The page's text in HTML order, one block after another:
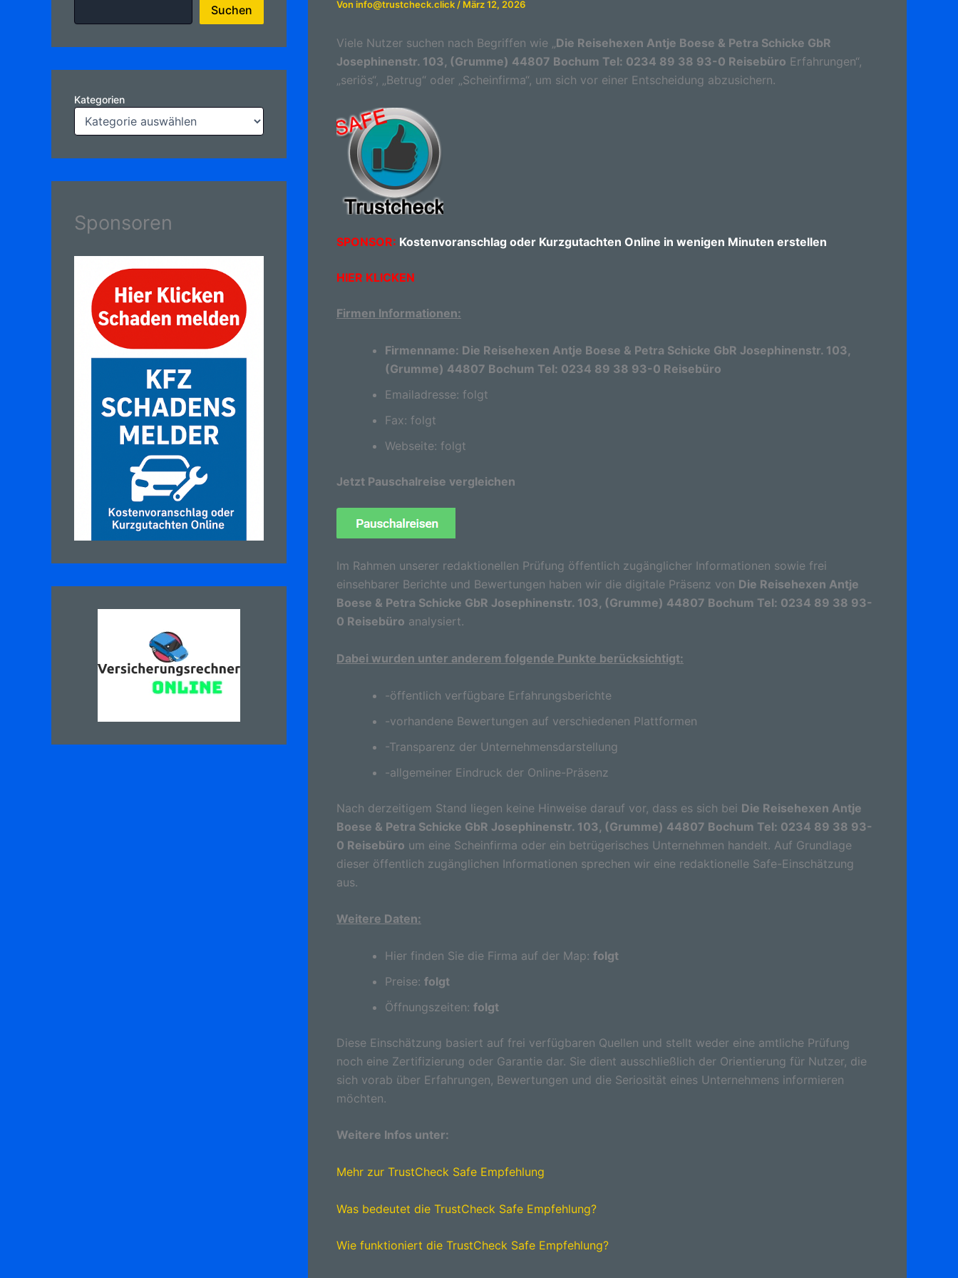
Suchen
Kategorien
Sponsoren
Von info@trustcheck.click / März 12, 2026
Viele Nutzer suchen nach Begriffen wie „Die Reisehexen Antje Boese & Petra Schicke GbR
Josephinenstr. 103, (Grumme) 44807 Bochum Tel: 0234 89 38 93-0 Reisebüro Erfahrungen“,
„seriös“, „Betrug“ oder „Scheinfirma“, um sich vor einer Entscheidung abzusichern.
SPONSOR: Kostenvoranschlag oder Kurzgutachten Online in wenigen Minuten erstellen
HIER KLICKEN
Firmen Informationen:
Firmenname: Die Reisehexen Antje Boese & Petra Schicke GbR Josephinenstr. 103,
(Grumme) 44807 Bochum Tel: 0234 89 38 93-0 Reisebüro
Emailadresse: folgt
Fax: folgt
Webseite: folgt
Jetzt Pauschalreise vergleichen
Im Rahmen unserer redaktionellen Prüfung öffentlich zugänglicher Informationen sowie frei
einsehbarer Berichte und Bewertungen haben wir die digitale Präsenz von Die Reisehexen Antje
Boese & Petra Schicke GbR Josephinenstr. 103, (Grumme) 44807 Bochum Tel: 0234 89 38 93-
0 Reisebüro analysiert.
Dabei wurden unter anderem folgende Punkte berücksichtigt:
-öffentlich verfügbare Erfahrungsberichte
-vorhandene Bewertungen auf verschiedenen Plattformen
-Transparenz der Unternehmensdarstellung
-allgemeiner Eindruck der Online-Präsenz
Nach derzeitigem Stand liegen keine Hinweise darauf vor, dass es sich bei Die Reisehexen Antje
Boese & Petra Schicke GbR Josephinenstr. 103, (Grumme) 44807 Bochum Tel: 0234 89 38 93-
0 Reisebüro um eine Scheinfirma oder ein betrügerisches Unternehmen handelt. Auf Grundlage
dieser öffentlich zugänglichen Informationen sprechen wir eine redaktionelle Safe-Einschätzung
aus.
Weitere Daten:
Hier finden Sie die Firma auf der Map: folgt
Preise: folgt
Öffnungszeiten: folgt
Diese Einschätzung basiert auf frei verfügbaren Quellen und stellt weder eine amtliche Prüfung
noch eine Zertifizierung oder Garantie dar. Sie dient ausschließlich der Orientierung für Nutzer, die
sich vorab über Erfahrungen, Bewertungen und die Seriosität eines Unternehmens informieren
möchten.
Weitere Infos unter:
Mehr zur TrustCheck Safe Empfehlung
Was bedeutet die TrustCheck Safe Empfehlung?
Wie funktioniert die TrustCheck Safe Empfehlung?